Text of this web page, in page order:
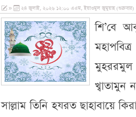
» ২৪ জুলাই, ২০২৬ ১২:০০ এএম, ইয়াওমুল জুমুয়াহ (শুক্রবার)
শি’বে
মুহররমুল
খ্বাতামুন
সাল্লাম তিনি হযরত ছাহাবায়ে